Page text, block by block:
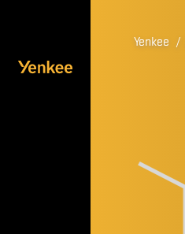
Yenkee /